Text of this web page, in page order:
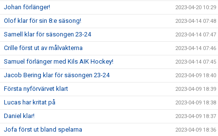
Johan förlänger! 2023-04-20 10:29
Olof klar för sin 8:e säsong! 2023-04-14 07:48
Samell klar för säsongen 23-24 2023-04-14 07:47
Crille först ut av målvakterna 2023-04-14 07:46
Samuel förlänger med Kils AIK Hockey! 2023-04-14 07:45
Jacob Bering klar för säsongen 23-24 2023-04-09 18:40
Första nyförvärvet klart 2023-04-09 18:39
Lucas har kritat på 2023-04-09 18:38
Daniel klar! 2023-04-09 18:37
Jofa först ut bland spelarna 2023-04-09 18:36